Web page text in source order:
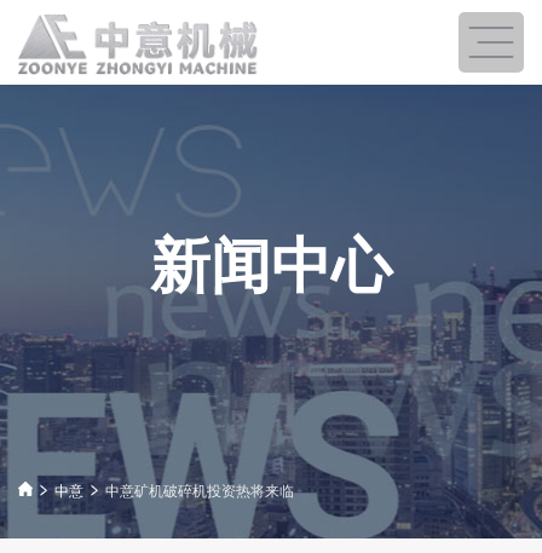
新闻中心
中意 中意矿机破碎机投资热将来临